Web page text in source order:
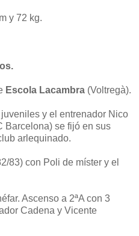
y 72 kg.
Escola Lacambra (Voltregà).
y el entrenador Nico
Barcelona) se fijó en sus
arlequinado.
83) con Poli de míster y el
Ascenso a 2ªA con 3
Cadena y Vicente